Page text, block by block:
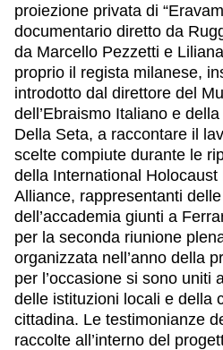
proiezione privata di
documentario diretto da
da Marcello Pezzetti e
proprio il regista milanese,
introdotto dal direttore del
dell’Ebraismo Italiano e
Della Seta, a raccontare il
scelte compiute durante le
della International
Alliance, rappresentanti
dell’accademia giunti a
per la seconda riunione
organizzata nell’anno della
per l’occasione si sono uniti
delle istituzioni locali e della
cittadina. Le testimonianze
raccolte all’interno del